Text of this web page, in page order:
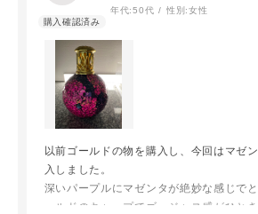
年代:50代 性別:女性
以前ゴールドの物を購入し、今回はマゼ
入しました。
深いパープルにマゼンタが絶妙な感じで
ールドのキャップでゴージャス感がひとき